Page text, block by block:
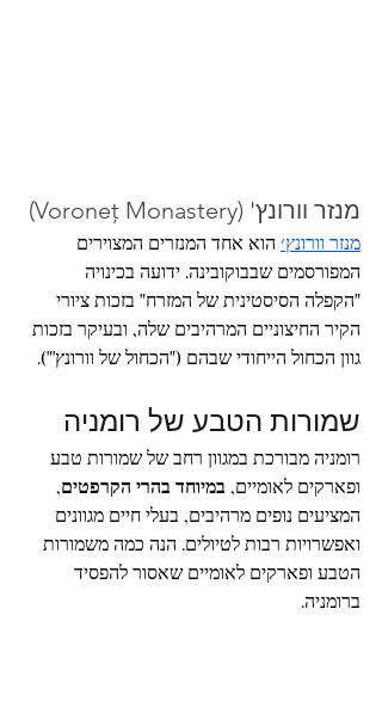
מנזר וורונץ' (Voroneț Monastery)
מנזר וורונץ׳ הוא אחד המנזרים המצוירים
המפורסמים שבבוקובינה. ידועה בכינויה
"הקפלה הסיסטינית של המזרח" בזכות ציורי
הקיר החיצוניים המרהיבים שלה, ובעיקר בזכות
גוון הכחול הייחודי שבהם ("הכחול של וורונץ'").
שמורות הטבע של רומניה
רומניה מבורכת במגוון רחב של שמורות טבע
ופארקים לאומיים, במיוחד בהרי הקרפטים,
המציעים נופים מרהיבים, בעלי חיים מגוונים
ואפשרויות רבות לטיולים. הנה כמה משמורות
הטבע ופארקים לאומיים שאסור להפסיד
ברומניה.